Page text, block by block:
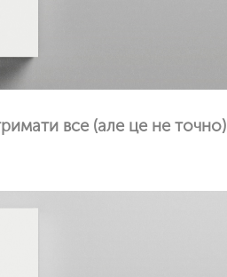
все (але це не точно)